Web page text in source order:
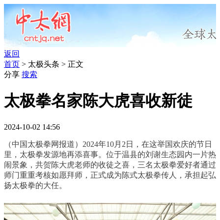
返回
首页 > 太极头条 > 正文
分享 搜索
太极拳名家陈大虎喜收新徒
2024-10-02 14:56
（中国太极拳网报道）2024年10月2日，在这举国欢庆的节日
里，太极拳发源地再添喜事。位于温县的刘谢生态园内一片热
闹景象，共贺陈大虎老师的收徒之喜，三名太极拳爱好者通过
师门重重考核如愿拜师，正式成为陈式太极拳传人，承担起弘
扬太极拳的大任。